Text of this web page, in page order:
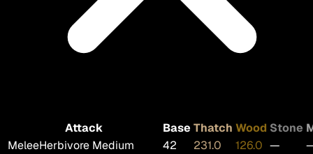
Attack Base Thatch Wood Stone
MeleeHerbivore Medium 42 231.0 126.0 —